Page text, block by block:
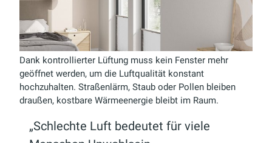
Dank kontrollierter Lüftung muss kein Fenster mehr
geöffnet werden, um die Luftqualität konstant
hochzuhalten. Straßenlärm, Staub oder Pollen bleiben
draußen, kostbare Wärmeenergie bleibt im Raum.
„Schlechte Luft bedeutet für viele